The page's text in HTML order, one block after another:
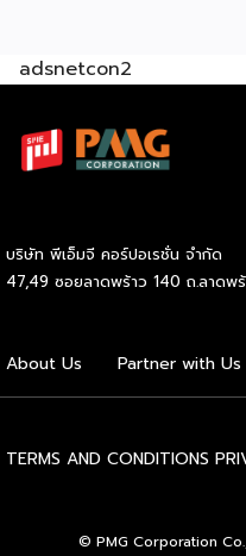
Commerce เปิดตลาดจีน ติ
ธุรกิจ ผู้ประกอบการ และผู้ที่
สิงหาคม 2569 | 10.00 –
adsnetcon2
บริษัท พีเอ็มจี คอร์ปอเรชั่น จำกัด
47,49 ซอยลาดพร้าว 140 ถ.ลาดพ
About Us Partner with Us
TERMS AND CONDITIONS
© PMG Corporation